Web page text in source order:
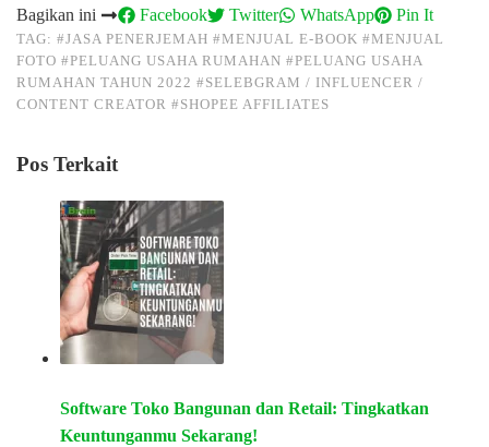
Bagikan ini Facebook Twitter WhatsApp Pin It
TAG: #JASA PENERJEMAH #MENJUAL E-BOOK #MENJUAL
FOTO #PELUANG USAHA RUMAHAN #PELUANG USAHA
RUMAHAN TAHUN 2022 #SELEBGRAM / INFLUENCER /
CONTENT CREATOR #SHOPEE AFFILIATES
Pos Terkait
Software Toko Bangunan dan Retail: Tingkatkan
Keuntunganmu Sekarang!